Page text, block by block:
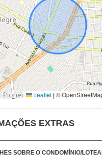
Leaflet |©
EXTRAS
SOBRE O CONDOMÍNIO/